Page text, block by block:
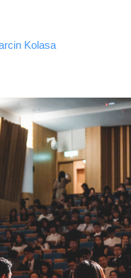
Kolasa